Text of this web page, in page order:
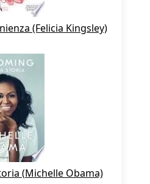
(Felicia Kingsley)
(Michelle Obama)